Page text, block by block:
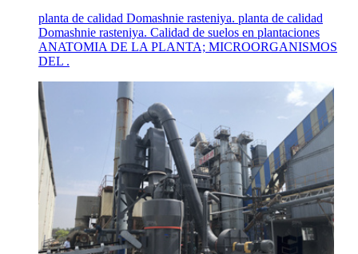
planta de calidad Domashnie rasteniya. planta de calidad
Domashnie rasteniya. Calidad de suelos en plantaciones
ANATOMIA DE LA PLANTA; MICROORGANISMOS
DEL .